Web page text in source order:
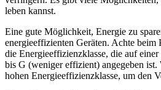
leben kannst.
Eine gute Möglichkeit, Energie zu
energieeffizienten Geräten. Achte
die Energieeffizienzklasse, die auf
bis G (weniger effizient) angegeben ist.
hohen Energieeffizienzklasse, um den